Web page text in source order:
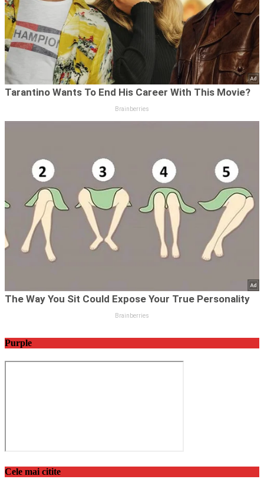
Purple
Cele mai citite